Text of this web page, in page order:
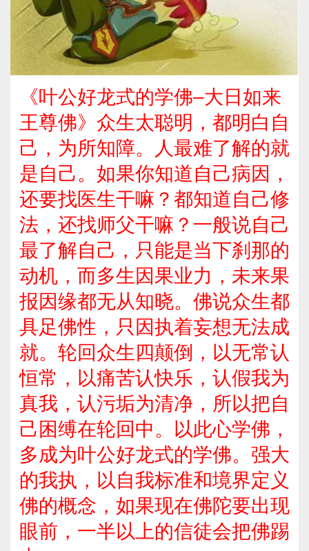
《叶公好龙式的学佛–大日如来
王尊佛》众生太聪明，都明白自
己，为所知障。人最难了解的就
是自己。如果你知道自己病因，
还要找医生干嘛？都知道自己修
法，还找师父干嘛？一般说自己
最了解自己，只能是当下刹那的
动机，而多生因果业力，未来果
报因缘都无从知晓。佛说众生都
具足佛性，只因执着妄想无法成
就。轮回众生四颠倒，以无常认
恒常，以痛苦认快乐，认假我为
真我，认污垢为清净，所以把自
己困缚在轮回中。以此心学佛，
多成为叶公好龙式的学佛。强大
的我执，以自我标准和境界定义
佛的概念，如果现在佛陀要出现
眼前，一半以上的信徒会把佛踢